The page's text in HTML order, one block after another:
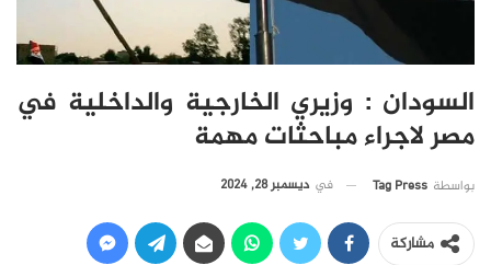
السودان : وزيري الخارجية والداخلية في
مصر لاجراء مباحثات مهمة
بواسطة Tag Press في ديسمبر 28, 2024
مشاركة